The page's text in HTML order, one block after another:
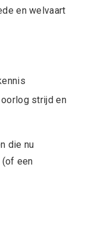
en welvaart
strijd en
die nu
(of een